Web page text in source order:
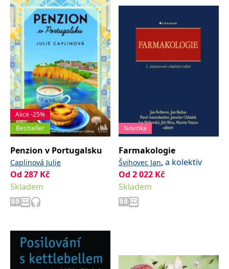
Akce -25%
Bestseller
Penzion v Portugalsku
Caplinová Julie
Od 287 Kč
Skladem
Novinka
Farmakologie
Švihovec Jan, a kolektiv
Od 2 022 Kč
Skladem